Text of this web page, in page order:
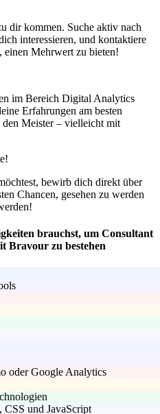
dir kommen. Suche aktiv nach
interessieren, und kontaktiere
einen Mehrwert zu bieten!
im Bereich Digital Analytics
Erfahrungen am besten
den Meister – vielleicht mit
bewirb dich direkt über
Chancen, gesehen zu werden
brauchst, um Consultant
Bravour zu bestehen
oder Google Analytics
und JavaScript